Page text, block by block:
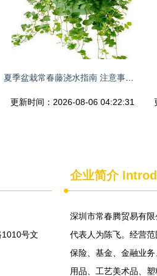
更新时间：2026-08-06 04:22:31
号文
企业简介
深圳市常春腾贸易有
代表人为陈飞。经营
保险、基金、金融业
用品、工艺美术品、